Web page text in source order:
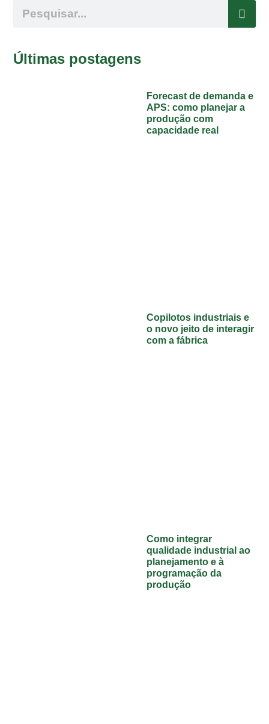
Últimas postagens
Forecast de demanda e
APS: como planejar a
produção com
capacidade real
Copilotos industriais e
o novo jeito de interagir
com a fábrica
Como integrar
qualidade industrial ao
planejamento e à
programação da
produção